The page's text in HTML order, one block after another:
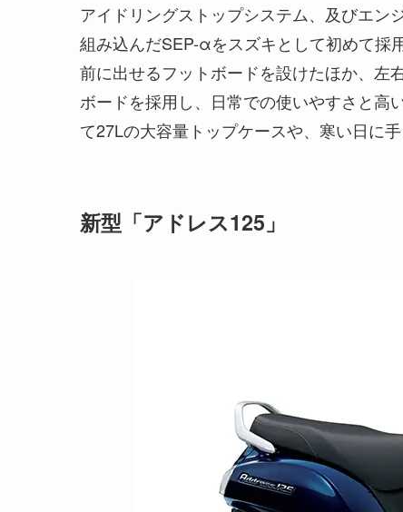
アイドリングストップシステム、及びエン
組み込んだSEP-αをスズキとして初めて採
前に出せるフットボードを設けたほか、左
ボードを採用し、日常での使いやすさと高
て27Lの大容量トップケースや、寒い日に
新型「アドレス125」